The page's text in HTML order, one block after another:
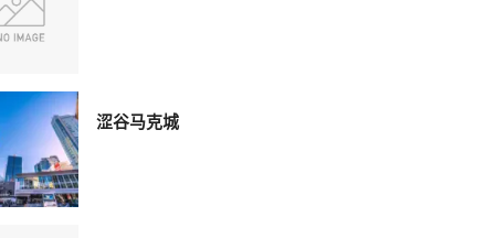
涩谷马克城